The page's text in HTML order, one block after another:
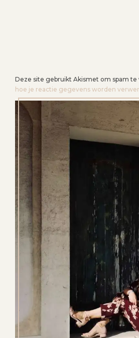
Deze site gebruikt Akismet om spam
hoe je reactie gegevens worden